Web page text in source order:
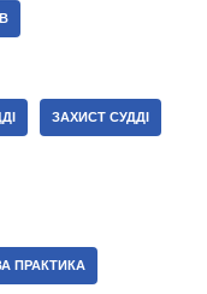
ЗАХИСТ СУДДІ
ПРАКТИКА